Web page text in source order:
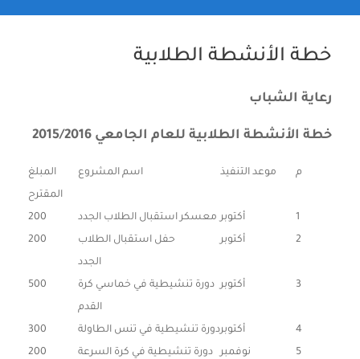
خطة الأنشطة الطلابية
رعاية الشباب
خطة الأنشطة الطلابية للعام الجامعي 2015/2016
م موعد التنفيذ اسم المشروع
المبلغ
المقترح
1
أكتوبر معسكر استقبال الطلاب الجدد
200
2
أكتوبر
حفل استقبال الطلاب
الجدد
200
3 أكتوبر
دورة تنشيطية في خماسي كرة
القدم
500
4 أكتوبردورة تنشيطية في تنس الطاولة
300
5
نوفمبر دورة تنشيطية في كرة السرعة
200